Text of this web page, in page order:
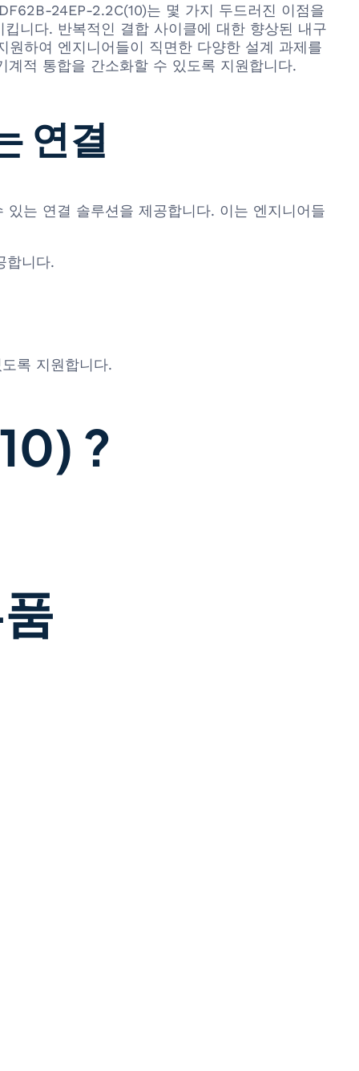
24EP-2.2C(10)는 몇 가지 두드러진 이점을
니다. 반복적인 결합 사이클에 대한 향상된 내구
하여 엔지니어들이 직면한 다양한 설계 과제를
적 통합을 간소화할 수 있도록 지원합니다.
연결
는 연결 솔루션을 제공합니다. 이는 엔지니어들
합니다.
록 지원합니다.
?